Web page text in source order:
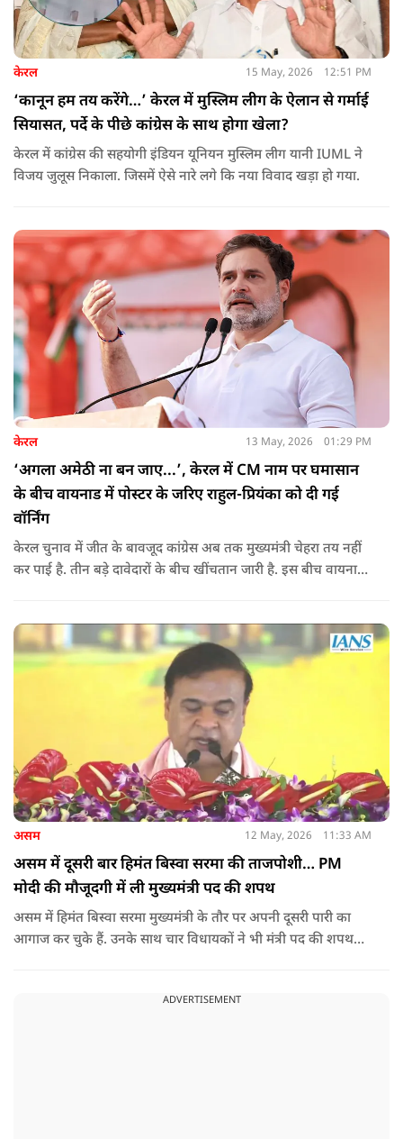
केरल 15 May, 2026 12:51 PM
‘कानून हम तय करेंगे…’ केरल में मुस्लिम लीग के ऐलान से गर्माई
सियासत, पर्दे के पीछे कांग्रेस के साथ होगा खेला?
केरल में कांग्रेस की सहयोगी इंडियन यूनियन मुस्लिम लीग यानी IUML ने
विजय जुलूस निकाला. जिसमें ऐसे नारे लगे कि नया विवाद खड़ा हो गया.
केरल 13 May, 2026 01:29 PM
‘अगला अमेठी ना बन जाए...’, केरल में CM नाम पर घमासान
के बीच वायनाड में पोस्टर के जरिए राहुल-प्रियंका को दी गई
वॉर्निंग
केरल चुनाव में जीत के बावजूद कांग्रेस अब तक मुख्यमंत्री चेहरा तय नहीं
कर पाई है. तीन बड़े दावेदारों के बीच खींचतान जारी है. इस बीच वायनाड
असम 12 May, 2026 11:33 AM
असम में दूसरी बार हिमंत बिस्वा सरमा की ताजपोशी… PM
मोदी की मौजूदगी में ली मुख्यमंत्री पद की शपथ
असम में हिमंत बिस्वा सरमा मुख्यमंत्री के तौर पर अपनी दूसरी पारी का
आगाज कर चुके हैं. उनके साथ चार विधायकों ने भी मंत्री पद की शपथ
ADVERTISEMENT